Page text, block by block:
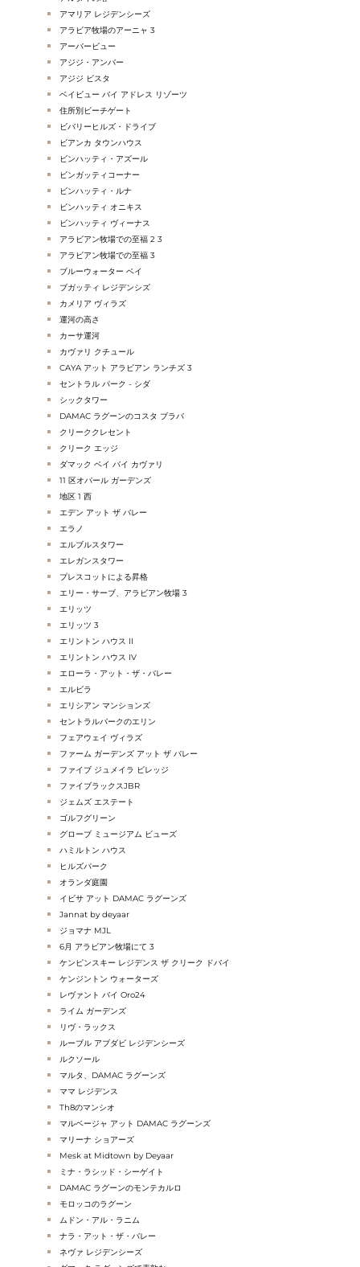
アマリア レジデンシーズ
アラビア牧場のアーニャ 3
アーバービュー
アジジ・アンバー
アジジ ビスタ
ベイビュー バイ アドレス リゾーツ
住所別ビーチゲート
ビバリーヒルズ・ドライブ
ビアンカ タウンハウス
ビンハッティ・アズール
ビンガッティコーナー
ビンハッティ・ルナ
ビンハッティ オニキス
ビンハッティ ヴィーナス
アラビアン牧場での至福 2 3
アラビアン牧場での至福 3
ブルーウォーター ベイ
ブガッティ レジデンシズ
カメリア ヴィラズ
運河の高さ
カーサ運河
カヴァリ クチュール
CAYA アット アラビアン ランチズ 3
セントラル パーク - シダ
シックタワー
DAMAC ラグーンのコスタ ブラバ
クリーククレセント
クリーク エッジ
ダマック ベイ バイ カヴァリ
11 区オパール ガーデンズ
地区 1 西
エデン アット ザ バレー
エラノ
エルブルスタワー
エレガンスタワー
プレスコットによる昇格
エリー・サーブ、アラビアン牧場 3
エリッツ
エリッツ 3
エリントン ハウス II
エリントン ハウス IV
エローラ・アット・ザ・バレー
エルビラ
エリシアン マンションズ
セントラルパークのエリン
フェアウェイ ヴィラズ
ファーム ガーデンズ アット ザ バレー
ファイブ ジュメイラ ビレッジ
ファイブラックスJBR
ジェムズ エステート
ゴルフグリーン
グローブ ミュージアム ビューズ
ハミルトン ハウス
ヒルズパーク
オランダ庭園
イビサ アット DAMAC ラグーンズ
Jannat by deyaar
ジョマナ MJL
6月 アラビアン牧場にて 3
ケンピンスキー レジデンス ザ クリーク ドバイ
ケンジントン ウォーターズ
レヴァント バイ Oro24
ライム ガーデンズ
リヴ・ラックス
ルーブル アブダビ レジデンシーズ
ルクソール
マルタ、DAMAC ラグーンズ
ママ レジデンス
Th8のマンシオ
マルベージャ アット DAMAC ラグーンズ
マリーナ ショアーズ
Mesk at Midtown by Deyaar
ミナ・ラシッド・シーゲイト
DAMAC ラグーンのモンテカルロ
モロッコのラグーン
ムドン・アル・ラニム
ナラ・アット・ザ・バレー
ネヴァ レジデンシーズ